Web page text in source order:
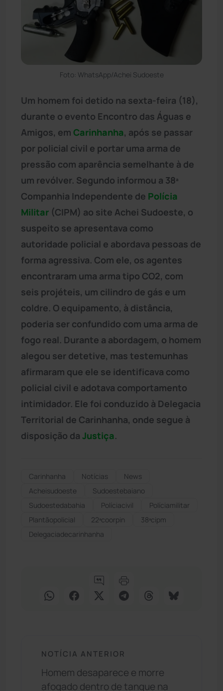
Foto: WhatsApp/Achei Sudoeste
Um homem foi detido na sexta-feira (18),
durante o evento Encontro das Águas e
Amigos, em Carinhanha, após se passar
por policial civil e portar uma arma de
pressão com aparência semelhante à de
um revólver. Segundo informou a 38ª
Companhia Independente de Polícia
Militar (CIPM) ao site Achei Sudoeste, o
suspeito se apresentava como
autoridade policial e abordava pessoas de
forma agressiva. Com ele, os agentes
encontraram uma arma tipo CO2, com
seis projéteis, um cilindro de gás e um
coldre. O equipamento, à distância,
poderia ser confundido com uma arma de
fogo real. Durante a abordagem, o homem
alegou ser detetive, mas testemunhas
afirmaram que ele se identificava como
policial civil e adotava comportamento
intimidador. Ele foi conduzido à Delegacia
Territorial de Carinhanha, onde segue à
disposição da Justiça.
Carinhanha Notícias
News
Acheisudoeste
Sudoestebaiano
Sudoestedabahia
Políciacivil
Políciamilitar
Plantãopolicial
22ªcoorpin
38ªcipm
Delegaciadecarinhanha
NOTÍCIA ANTERIOR
Homem desaparece e morre
afogado dentro de tanque na